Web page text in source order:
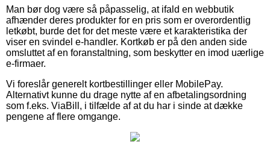
Man bør dog være så påpasselig, at ifald en webbutik
afhænder deres produkter for en pris som er overordentlig
letkøbt, burde det for det meste være et karakteristika der
viser en svindel e-handler. Kortkøb er på den anden side
omsluttet af en foranstaltning, som beskytter en imod uærlige
e-firmaer.
Vi foreslår generelt kortbestillinger eller MobilePay.
Alternativt kunne du drage nytte af en afbetalingsordning
som f.eks. ViaBill, i tilfælde af at du har i sinde at dække
pengene af flere omgange.